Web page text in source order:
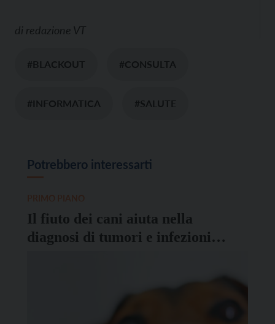
di redazione VT
#BLACKOUT #CONSULTA
#INFORMATICA #SALUTE
Potrebbero interessarti
Il fiuto dei cani aiuta nella
diagnosi di tumori e infezioni